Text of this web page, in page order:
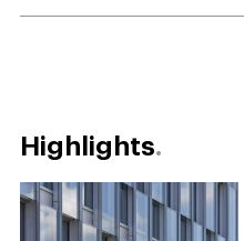
Highlights